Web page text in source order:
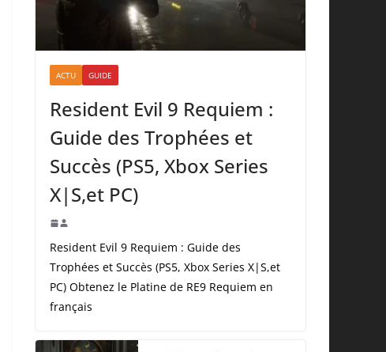
ACTU GUIDE
Resident Evil 9 Requiem :
Guide des Trophées et
Succès (PS5, Xbox Series
X|S,et PC)
Resident Evil 9 Requiem : Guide des
Trophées et Succès (PS5, Xbox Series X|S,et
PC) Obtenez le Platine de RE9 Requiem en
français